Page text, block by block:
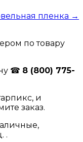
пленка →
по товару
☎ 8 (800) 775-
и
заказ.
.